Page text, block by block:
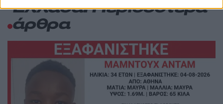
Ελλάδα: Περισσότερα
άρθρα